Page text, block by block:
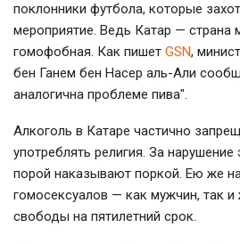
поклонники футбола, которые
мероприятие. Ведь Катар — страна
гомофобная. Как пишет GSN,
бен Ганем бен Насер аль-Али
аналогична проблеме пива".
Алкоголь в Катаре частично
употреблять религия. За нарушение
порой наказывают поркой. Ею же
гомосексуалов — как мужчин, так
свободы на пятилетний срок.